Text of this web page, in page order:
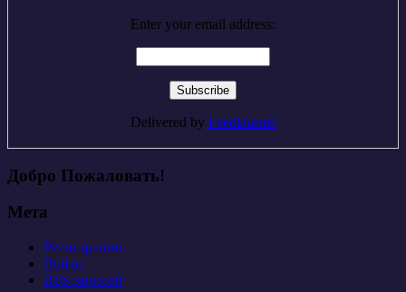
Enter your email address:
Delivered by FeedBurner
Добро Пожаловать!
Мета
Регистрация
Войти
RSS записей